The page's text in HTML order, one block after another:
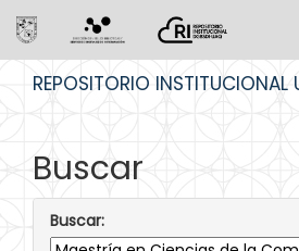
REPOSITORIO INSTITUCIONAL
Buscar
Buscar: